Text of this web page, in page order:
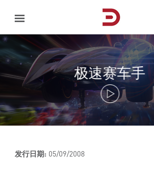
content
极速赛车手
发行日期: 05/09/2008